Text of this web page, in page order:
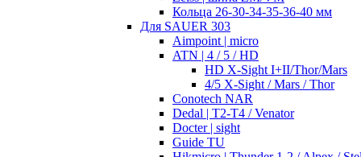
Кольца 26-30-34-35-36-40 мм
Для SAUER 303
Aimpoint | micro
ATN | 4 / 5 / HD
HD X-Sight I+II/Thor/Mars
4/5 X-Sight / Mars / Thor
Conotech NAR
Dedal | T2-T4 / Venator
Docter | sight
Guide TU